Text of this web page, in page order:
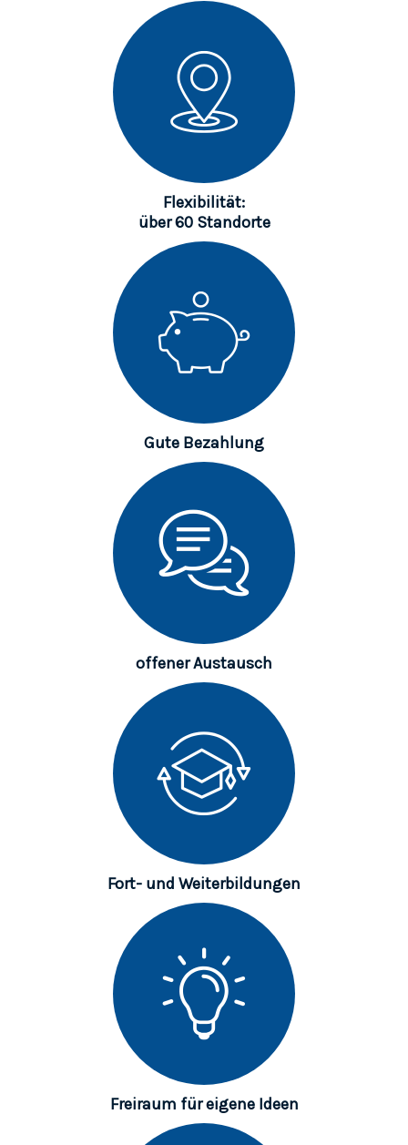
Flexibilität:
über 60 Standorte
Gute Bezahlung
offener Austausch
Fort- und Weiterbildungen
Freiraum für eigene Ideen